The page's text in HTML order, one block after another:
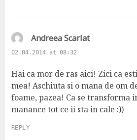
Andreea Scarlats
s
:
02.04.2014 at 08:32
Hai ca mor de ras aici! Zici ca
mea! Aschiuta si o mana de om
foame, pazea! Ca se transforma
manance tot ce ii sta in cale :))
REPLY